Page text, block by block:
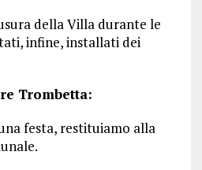
della Villa durante le
infine, installati dei
Trombetta:
festa, restituiamo alla